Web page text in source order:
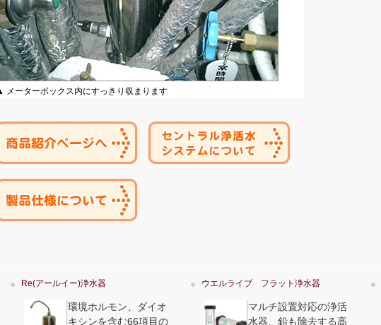
メーターボックス内にすっきり収まります
Re(アールイー)浄水器
環境ホルモン、ダイオ
キシンを含む66項目の
ウエルライブ フラット浄水器
マルチ設置対応の浄活
水器、鉛も除去する高